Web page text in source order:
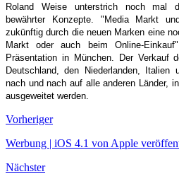
Roland Weise unterstrich noch mal
bewährter Konzepte. "Media Markt
zukünftig durch die neuen Marken eine
Markt oder auch beim Online-
Präsentation in München. Der Verkauf
Deutschland, den Niederlanden, Italien
nach und nach auf alle anderen Länder,
ausgeweitet werden.
Vorheriger
Werbung | iOS 4.1 von Apple
Nächster